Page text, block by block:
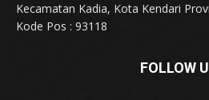
Kecamatan Kadia, Kota Kendari
Kode Pos : 93118
FOLLOW